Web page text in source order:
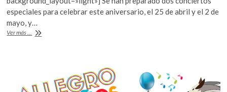
o
o
A
especiales para celebrar este aniversario, el 25 de abril y el 2 de
mayo, y…
Ver más ... León
los